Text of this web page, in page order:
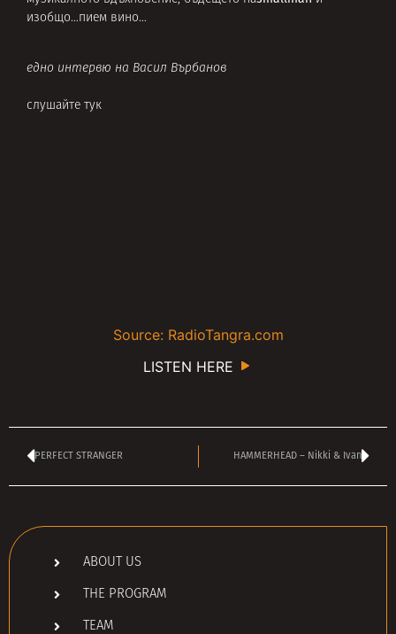
изобщо…пием вино…
едно интервю на Васил Върбанов
слушайте тук
Source: RadioTangra.com
LISTEN HERE
PERFECT STRANGER HAMMERHEAD – Nikki & Ivan
ABOUT US
THE PROGRAM
TEAM